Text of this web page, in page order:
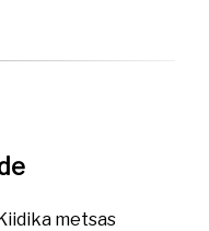
metsas